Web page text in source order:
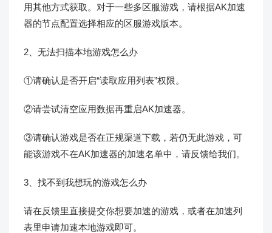
用其他方式获取。对于一些多区服游戏，请根据AK加速
器的节点配置选择相应的区服游戏版本。
2、无法扫描本地游戏怎么办
①请确认是否开启“读取应用列表”权限。
②请尝试清空应用数据再重启AK加速器。
③请确认游戏是否在正规渠道下载，若仍无此游戏，可
能该游戏不在AK加速器的加速名单中，请反馈给我们。
3、找不到我想玩的游戏怎么办
请在反馈里直接提交你想要加速的游戏，或者在加速列
表里申请加速本地游戏即可。